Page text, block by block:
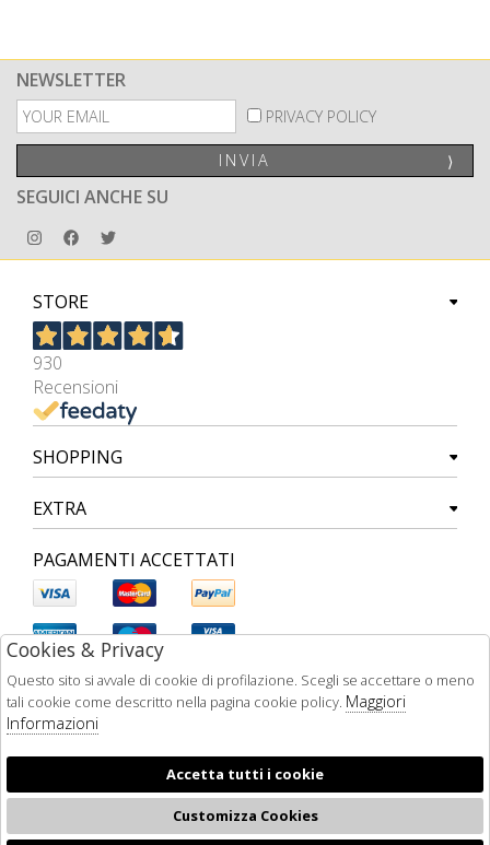
NEWSLETTER
PRIVACY POLICY
INVIA ⟩
SEGUICI ANCHE SU
STORE
930
Recensioni
SHOPPING
EXTRA
PAGAMENTI ACCETTATI
Cookies & Privacy
Questo sito si avvale di cookie di profilazione. Scegli se accettare o meno
tali cookie come descritto nella pagina cookie policy. Maggiori
Informazioni
Accetta tutti i cookie
Customizza Cookies